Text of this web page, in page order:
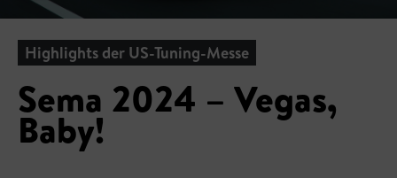
Highlights der US-Tuning-Messe
Sema 2024 – Vegas,
Baby!